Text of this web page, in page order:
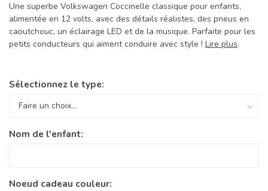
Une superbe Volkswagen Coccinelle classique pour enfants,
alimentée en 12 volts, avec des détails réalistes, des pneus en
caoutchouc, un éclairage LED et de la musique. Parfaite pour les
petits conducteurs qui aiment conduire avec style ! Lire plus.
Sélectionnez le type:
Nom de l'enfant:
Noeud cadeau couleur: